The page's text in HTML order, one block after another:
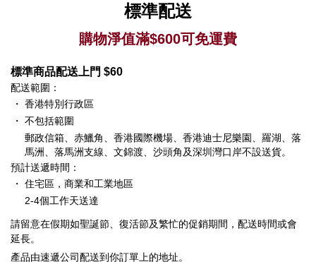
標準配送
購物淨值滿$600可免運費
標準商品配送上門 $60
配送範圍：
・ 香港特別行政區
・ 不包括範圍
郵政信箱、赤鱲角、香港國際機場、香港迪士尼樂園、羅湖、落
馬洲、落馬洲支線、文錦渡、沙頭角及深圳灣口岸不設送貨。
預計送遞時間：
・ 住宅區，商業和工業地區
2-4個工作天送達
請留意在假期如聖誕節、復活節及繁忙的促銷期間，配送時間或會
延長。
產品由速遞公司配送到你訂單上的地址。